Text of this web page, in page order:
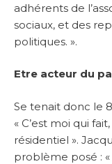
adhérents de
sociaux, et des
politiques. ».
Etre acteur du
Se tenait donc le
« C’est moi qui
résidentiel ».
problème posé : «